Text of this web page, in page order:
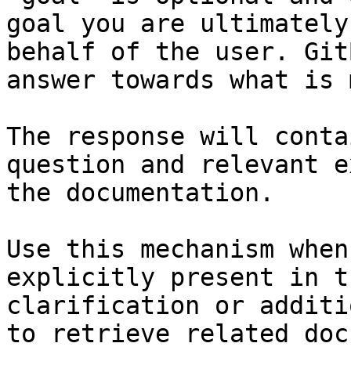
goal you are
behalf of the user.
answer towards what
The response will
question and relevant
the documentation.
Use this mechanism
explicitly present in
clarification or